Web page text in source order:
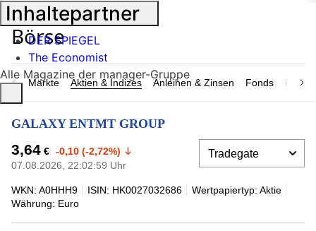
Märkte Aktien & Indizes Anleihen & Zinsen Fonds
GALAXY ENTMT GROUP
3,64 € -0,10 (-2,72%)
07.08.2026, 22:02:59 Uhr
WKN: A0HHH9 ISIN: HK0027032686
Wertpapiertyp: Aktie
Währung: Euro
Inhaltepartner
DER SPIEGEL
The Economist
Alle Magazine der manager-Gruppe